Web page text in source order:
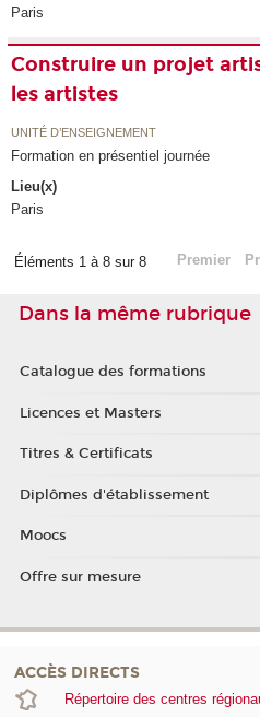
Paris
Construire un projet
les artistes
UNITÉ D’ENSEIGNEMENT
Formation en présentiel journée
Lieu(x)
Paris
Éléments 1 à 8 sur 8 Premier
Dans la même rubrique
Catalogue des formations
Licences et Masters
Titres & Certificats
Diplômes d'établissement
Moocs
Offre sur mesure
ACCÈS DIRECTS
Répertoire des centres